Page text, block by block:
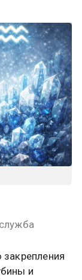
и